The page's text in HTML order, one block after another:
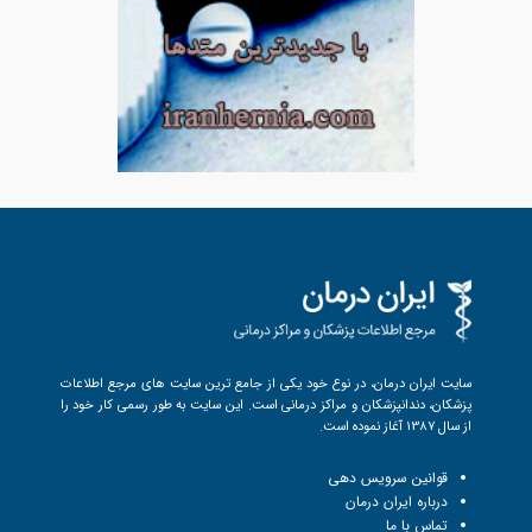
سایت ایران درمان، در نوع خود یکی از جامع ترین سایت های مرجع اطلاعات
پزشکان، دندانپزشکان و مراکز درمانی است. این سایت به طور رسمی کار خود را
از سال 1387 آغاز نموده است.
قوانین سرویس دهی
درباره ایران درمان
تماس با ما